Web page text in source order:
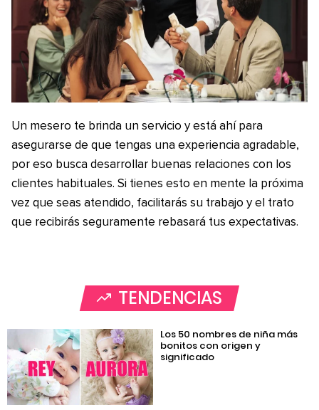
Un mesero te brinda un servicio y está ahí para
asegurarse de que tengas una experiencia agradable,
por eso busca desarrollar buenas relaciones con los
clientes habituales. Si tienes esto en mente la próxima
vez que seas atendido, facilitarás su trabajo y el trato
que recibirás seguramente rebasará tus expectativas.
TENDENCIAS
Los 50 nombres de niña más
bonitos con origen y
significado